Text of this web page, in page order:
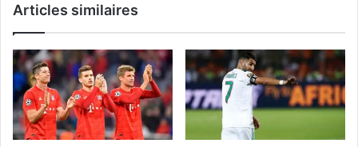
Articles similaires